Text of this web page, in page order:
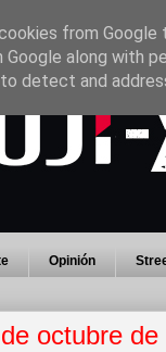
Opinión
octubre de
from
Google along with
detect and